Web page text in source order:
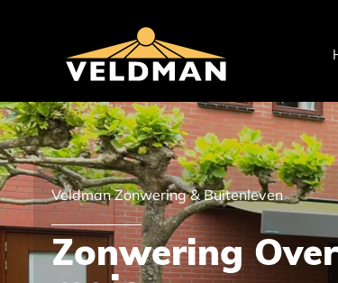
Veldman Zonwering & Buitenleven
Zonwering